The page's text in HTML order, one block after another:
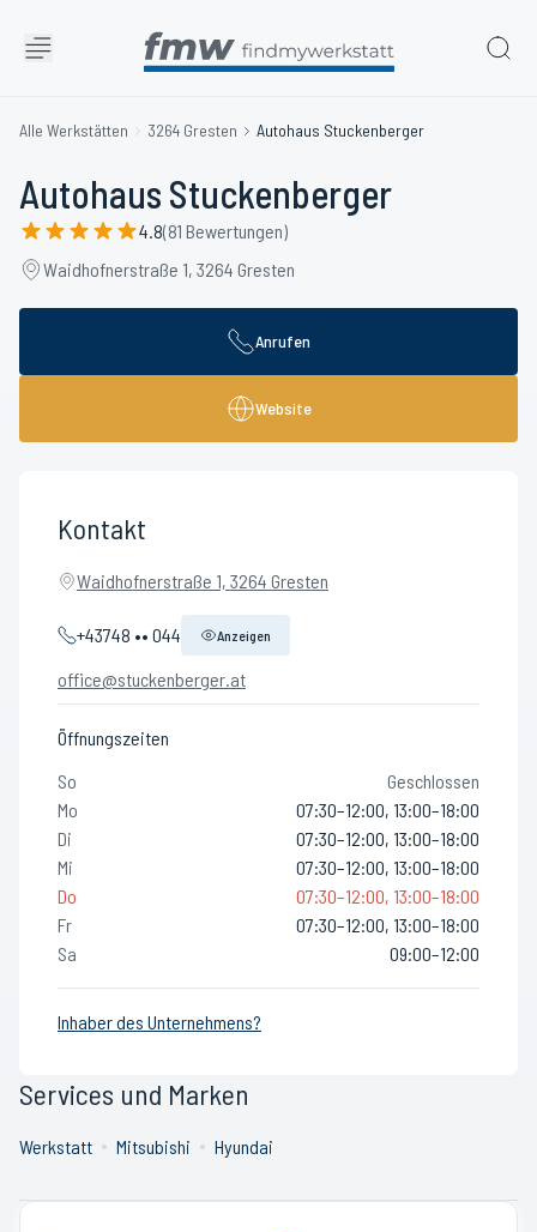
Alle Werkstätten 3264 Gresten Autohaus Stuckenberger
Autohaus Stuckenberger
4.8(81 Bewertungen)
Waidhofnerstraße 1, 3264 Gresten
Anrufen
Website
Kontakt
Waidhofnerstraße 1, 3264 Gresten
+43748 •• 044 Anzeigen
office@stuckenberger.at
Öffnungszeiten
So
Geschlossen
Mo
07:30–12:00, 13:00–18:00
Di
07:30–12:00, 13:00–18:00
Mi
07:30–12:00, 13:00–18:00
Do
07:30–12:00, 13:00–18:00
Fr
07:30–12:00, 13:00–18:00
Sa
09:00–12:00
Inhaber des Unternehmens?
Services und Marken
Werkstatt Mitsubishi Hyundai